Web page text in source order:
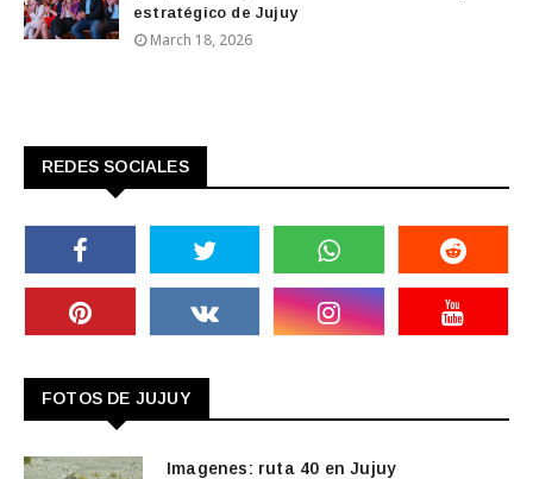
estratégico de Jujuy
March 18, 2026
REDES SOCIALES
FOTOS DE JUJUY
Imagenes: ruta 40 en Jujuy